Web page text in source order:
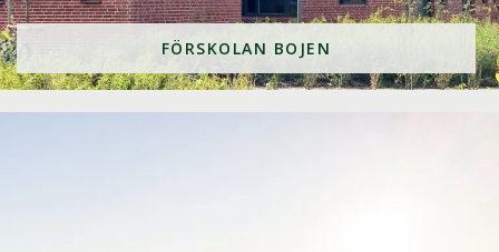
FÖRSKOLAN BOJEN